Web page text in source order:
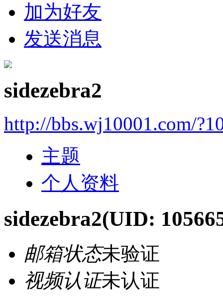
加为好友
发送消息
sidezebra2
http://bbs.wj10001.com/
主题
个人资料
sidezebra2(UID:
邮箱状态未验证
视频认证未认证